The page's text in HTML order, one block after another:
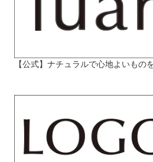
【公式】ナチュラルで心地よいもの